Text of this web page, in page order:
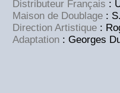
Distributeur Français :
Maison de Doublage :
Direction Artistique :
Adaptation : Georges